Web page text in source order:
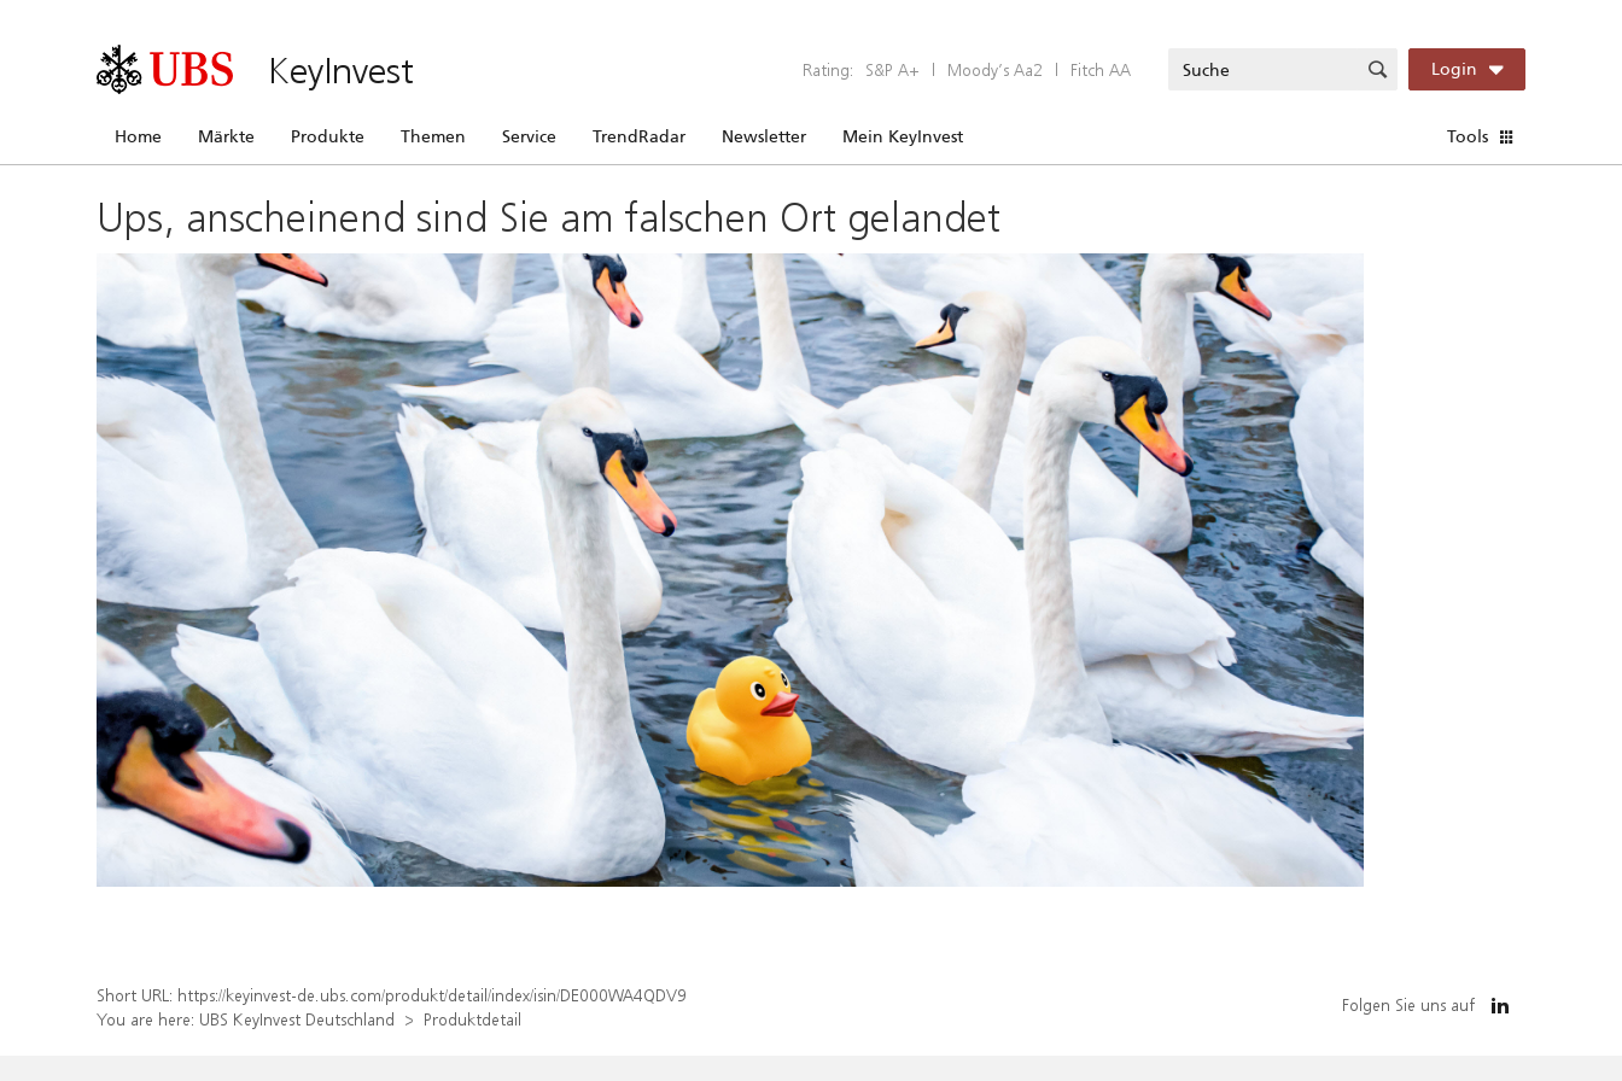
KeyInvest Rating: S&P A+ | Moody’s Aa2 | Fitch AA Login
Home Märkte Produkte Themen Service TrendRadar Newsletter Mein KeyInvest Tools
Ups, anscheinend sind Sie am falschen Ort gelandet
Short URL: https://keyinvest-de.ubs.com/produkt/detail/index/isin/DE000WA4QDV9
You are here: UBS KeyInvest Deutschland Produktdetail
Folgen Sie uns auf